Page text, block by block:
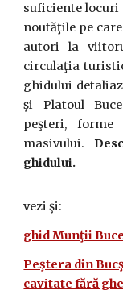
suficiente locuri
noutăţile pe
autori la
circulaţia
ghidului
şi Platoul
peşteri,
masivului.
ghidului.
vezi şi:
ghid Munţii
Peştera din
cavitate fără